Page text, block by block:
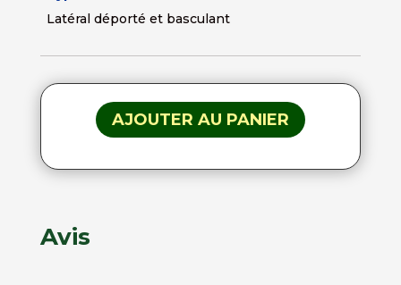
Latéral déporté et basculant
AJOUTER AU PANIER
Avis